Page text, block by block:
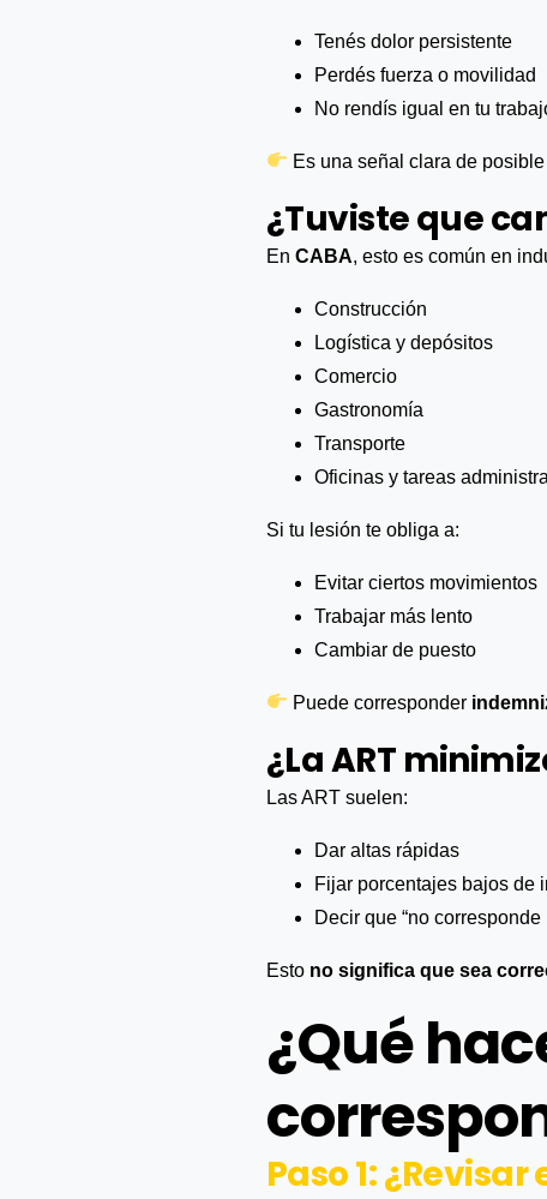
Tenés dolor persistente
Perdés fuerza o movilidad
No rendís igual en tu
Es una señal clara de posible
¿Tuviste que
En CABA, esto es común en
Construcción
Logística y depósitos
Comercio
Gastronomía
Transporte
Oficinas y tareas
Si tu lesión te obliga a:
Evitar ciertos movimientos
Trabajar más lento
Cambiar de puesto
Puede corresponder
¿La ART
Las ART suelen:
Dar altas rápidas
Fijar porcentajes bajos de
Decir que “no
Esto no significa que sea
¿Qué
Paso 1: